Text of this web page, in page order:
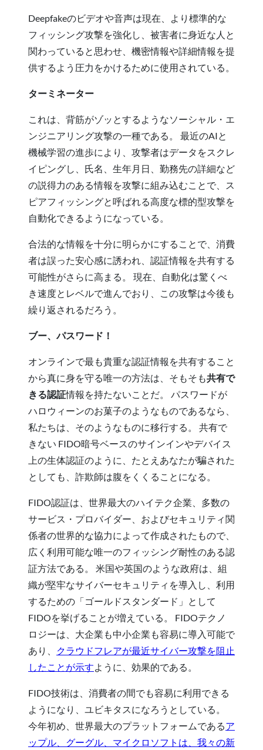
Deepfakeのビデオや音声は現在、より標準的な
フィッシング攻撃を強化し、被害者に身近な人と
関わっていると思わせ、機密情報や詳細情報を提
供するよう圧力をかけるために使用されている。
ターミネーター
これは、背筋がゾッとするようなソーシャル・エ
ンジニアリング攻撃の一種である。 最近のAIと
機械学習の進歩により、攻撃者はデータをスクレ
イピングし、氏名、生年月日、勤務先の詳細など
の説得力のある情報を攻撃に組み込むことで、ス
ピアフィッシングと呼ばれる高度な標的型攻撃を
自動化できるようになっている。
合法的な情報を十分に明らかにすることで、消費
者は誤った安心感に誘われ、認証情報を共有する
可能性がさらに高まる。 現在、自動化は驚くべ
き速度とレベルで進んでおり、この攻撃は今後も
繰り返されるだろう。
ブー、パスワード！
オンラインで最も貴重な認証情報を共有すること
から真に身を守る唯一の方法は、そもそも共有で
きる認証情報を持たないことだ。 パスワードが
ハロウィーンのお菓子のようなものであるなら、
私たちは、そのようなものに移行する。
共有で
きない FIDO暗号ベースのサインインやデバイス
上の生体認証のように、たとえあなたが騙された
としても、詐欺師は腹をくくることになる。
FIDO認証は、世界最大のハイテク企業、多数の
サービス・プロバイダー、およびセキュリティ関
係者の世界的な協力によって作成されたもので、
広く利用可能な唯一のフィッシング耐性のある認
証方法である。 米国や英国のような政府は、組
織が堅牢なサイバーセキュリティを導入し、利用
するための「ゴールドスタンダード」として
FIDOを挙げることが増えている。 FIDOテクノ
ロジーは、大企業も中小企業も容易に導入可能で
あり、
クラウドフレアが最近サイバー攻撃を阻止
したことが示すように、効果的である。
FIDO技術は、消費者の間でも容易に利用できる
ようになり、ユビキタスになろうとしている。
今年初め、世界最大のプラットフォームであるア
ップル、グーグル、マイクロソフトは、我々の新